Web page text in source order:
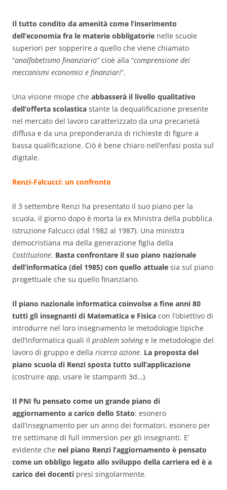
Il tutto condito da amenità come l’inserimento
dell’economia fra le materie obbligatorie nelle scuole
superiori per sopperire a quello che viene chiamato
“analfabetismo finanziario” cioè alla “comprensione dei
meccanismi economici e finan­ziari”.
Una visione miope che abbasserà il livello qualitativo
dell’offerta scolastica stante la dequalificazione presente
nel mercato del lavoro caratterizzato da una precarietà
diffusa e da una preponderanza di richieste di figure a
bassa qualificazione. Ciò è bene chiaro nell’enfasi posta sul
digitale.
Renzi-Falcucci: un confronto
Il 3 settembre Renzi ha presentato il suo piano per la
scuola, il giorno dopo è morta la ex Ministra della pubblica
istruzione Falcucci (dal 1982 al 1987). Una ministra
democristiana ma della generazione figlia della
Costituzione. Basta confrontare il suo piano nazionale
dell’informatica (del 1985) con quello attuale sia sul piano
progettuale che su quello finanziario.
Il piano nazionale informatica coinvolse a fine anni 80
tutti gli insegnanti di Matematica e Fisica con l’obiettivo di
introdurre nel loro insegnamento le metodologie tipiche
dell’informatica quali il problem solvinge le metodologie del
lavoro di gruppo e della ricerca azione. La proposta del
piano scuola di Renzi sposta tutto sull’applicazione
(costruire app, usare le stampanti 3d…).
Il PNI fu pensato come un grande piano di
aggiornamento a carico dello Stato: esonero
dall’insegnamento per un anno dei formatori, esonero per
tre settimane di full immersion per gli insegnanti. E’
evidente che nel piano Renzi l’aggiornamento è pensato
come un obbligo legato allo sviluppo della carriera ed è a
carico dei docenti presi singolarmente.